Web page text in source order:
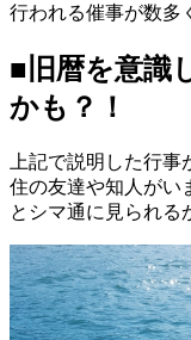
行われる催事が数多
■旧暦を意識
かも？！
上記で説明した行
住の友達や知人がい
とシマ通に見られる